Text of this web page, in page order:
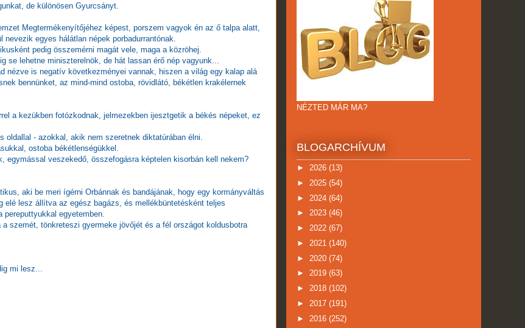
de különösen Gyurcsányt.
Megtermékenyítőjéhez képest, porszem vagyok én az ő talpa alatt,
egyes hálátlan népek porbadurrantónak.
pedig összemérni magát vele, maga a közröhej.
lehetne miniszterelnök, de hát lassan érő nép vagyunk...
nézve is negatív következményei vannak, hiszen a világ egy kalap alá
bennünket, az mind-mind ostoba, rövidlátó, békétlen krakélernek
a kezükben fotózkodnak, jelmezekben ijesztgetik a békés népeket, ez
- azokkal, akik nem szeretnek diktatúrában élni.
ostoba békétlenségükkel.
veszekedő, összefogásra képtelen kisorbán kell nekem?
aki be meri ígérni Orbánnak és bandájának, hogy egy kormányváltás
elé lesz állítva az egész bagázs, és mellékbüntetésként teljes
egyetemben.
szemét, tönkreteszi gyermeke jövőjét és a fél országot koldusbotra
mi lesz...
NÉZTED MÁR MA?
BLOGARCHÍVUM
► 2026 (13)
► 2025 (54)
► 2024 (64)
► 2023 (46)
► 2022 (67)
► 2021 (140)
► 2020 (74)
► 2019 (63)
► 2018 (102)
► 2017 (191)
► 2016 (252)